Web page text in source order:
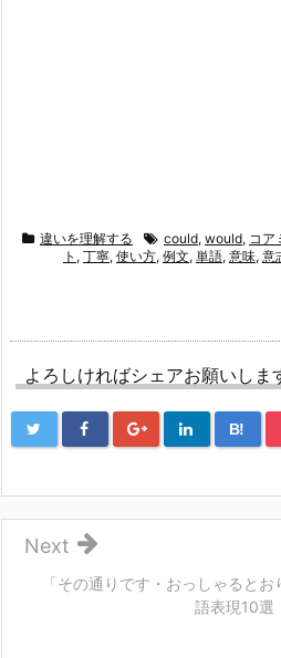
違いを理解する could, would, コア
ト , 丁寧, 使い方, 例文, 単語, 意味, 意
よろしければシェアお願いしま
B!
「その通りです・おっしゃるとお
語表現10選
Next